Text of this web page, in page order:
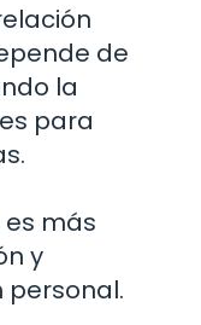
de
la
para
más
y
personal.